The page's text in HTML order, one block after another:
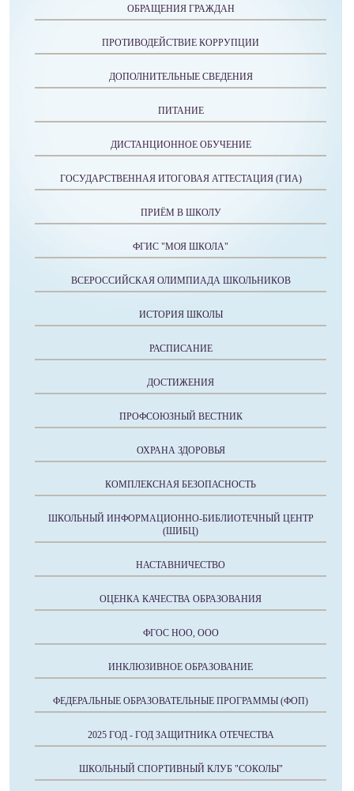
ОБРАЩЕНИЯ ГРАЖДАН
ПРОТИВОДЕЙСТВИЕ КОРРУПЦИИ
ДОПОЛНИТЕЛЬНЫЕ СВЕДЕНИЯ
ПИТАНИЕ
ДИСТАНЦИОННОЕ ОБУЧЕНИЕ
ГОСУДАРСТВЕННАЯ ИТОГОВАЯ АТТЕСТАЦИЯ (ГИА)
ПРИЁМ В ШКОЛУ
ФГИС "МОЯ ШКОЛА"
ВСЕРОССИЙСКАЯ ОЛИМПИАДА ШКОЛЬНИКОВ
ИСТОРИЯ ШКОЛЫ
РАСПИСАНИЕ
ДОСТИЖЕНИЯ
ПРОФСОЮЗНЫЙ ВЕСТНИК
ОХРАНА ЗДОРОВЬЯ
КОМПЛЕКСНАЯ БЕЗОПАСНОСТЬ
ШКОЛЬНЫЙ ИНФОРМАЦИОННО-БИБЛИОТЕЧНЫЙ ЦЕНТР
(ШИБЦ)
НАСТАВНИЧЕСТВО
ОЦЕНКА КАЧЕСТВА ОБРАЗОВАНИЯ
ФГОС НОО, ООО
ИНКЛЮЗИВНОЕ ОБРАЗОВАНИЕ
ФЕДЕРАЛЬНЫЕ ОБРАЗОВАТЕЛЬНЫЕ ПРОГРАММЫ (ФОП)
2025 ГОД - ГОД ЗАЩИТНИКА ОТЕЧЕСТВА
ШКОЛЬНЫЙ СПОРТИВНЫЙ КЛУБ "СОКОЛЫ"